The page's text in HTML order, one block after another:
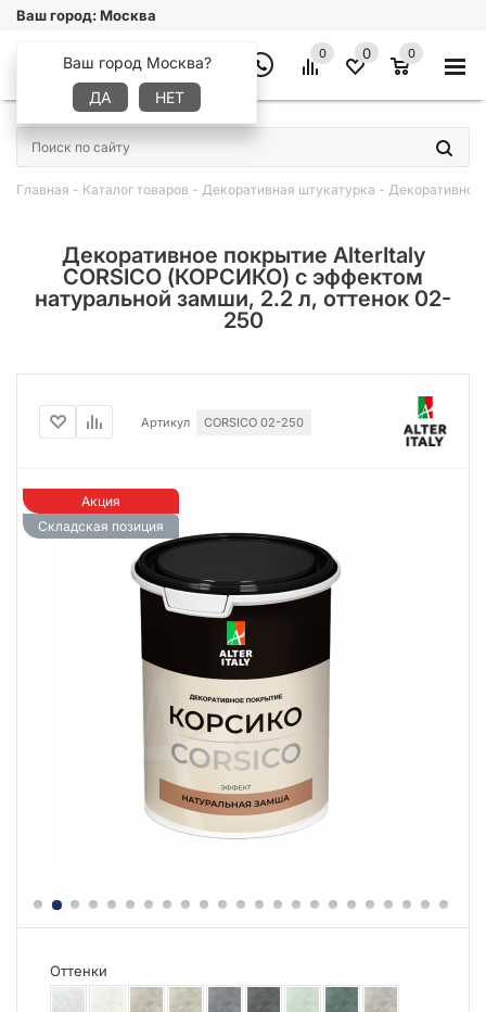
Ваш город:Москва
Ваш город Москва?
ДА
НЕТ
0 0 0
×
Главная - Каталог товаров - Декоративная штукатурка - Декоративное
Декоративное покрытие AlterItaly
CORSICO (КОРСИКО) с эффектом
натуральной замши, 2.2 л, оттенок 02-
250
Акция
Складская позиция
Артикул CORSICO 02-250
Оттенки